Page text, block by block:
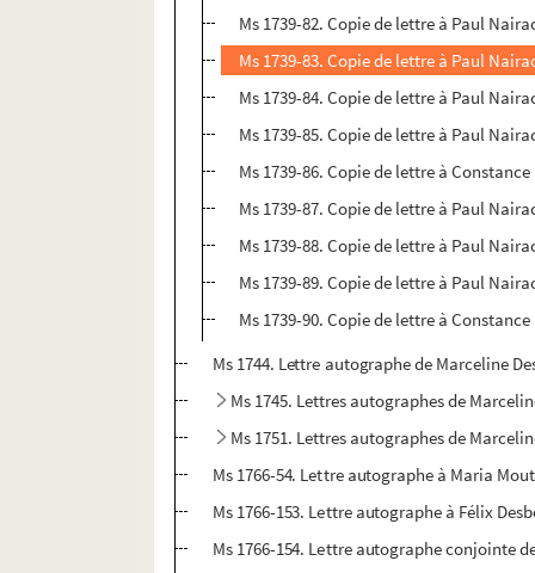
Ms 1739-82. Copie de lettre à Paul
Ms 1739-83. Copie de lettre à Paul
Ms 1739-84. Copie de lettre à Paul
Ms 1739-85. Copie de lettre à Paul
Ms 1739-86. Copie de lettre à
Ms 1739-87. Copie de lettre à Paul
Ms 1739-88. Copie de lettre à Paul
Ms 1739-89. Copie de lettre à Paul
Ms 1739-90. Copie de lettre à
Ms 1744. Lettre autographe de Marceline
Ms 1745. Lettres autographes de
Ms 1751. Lettres autographes de
Ms 1766-54. Lettre autographe à Maria
Ms 1766-153. Lettre autographe à Félix
Ms 1766-154. Lettre autographe conjointe